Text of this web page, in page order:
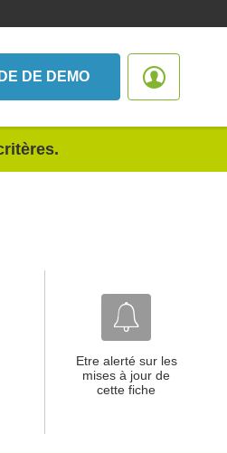
DE DEMO
Etre alerté sur les
mises à jour de
cette fiche